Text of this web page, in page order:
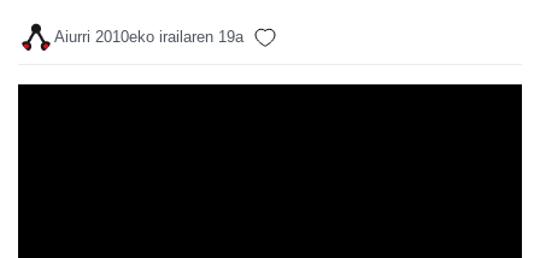
Aiurri 2010eko irailaren 19a